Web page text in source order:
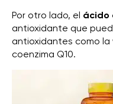
Por otro lado, el ácido
antioxidante que
antioxidantes como la
coenzima Q10.